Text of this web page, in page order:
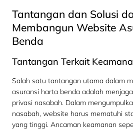
Tantangan dan Solusi
Membangun Website
Benda
Tantangan Terkait
Salah satu tantangan utama dalam
asuransi harta benda adalah
privasi nasabah. Dalam
nasabah, website harus mematuhi
yang tinggi. Ancaman keamanan